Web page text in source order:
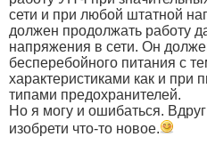
сети и при любой штатной
должен продолжать работу
напряжения в сети. Он
бесперебойного питания с
характеристиками как и при
типами предохранителей.
Но я могу и ошибаться.
изобрети что-то новое.